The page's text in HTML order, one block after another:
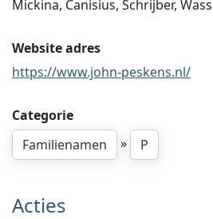
Mickina, Canisius, Schrijber,
Website adres
https://www.john-peskens.nl/
Categorie
Familienamen
» P
Acties